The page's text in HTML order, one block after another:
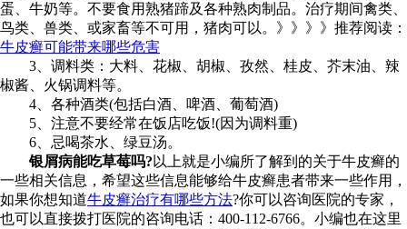
蛋、牛奶等。不要食用熟猪蹄及各种熟肉制品。治疗期间禽类、
鸟类、兽类、或家畜等不可用，猪肉可以。》》》》推荐阅读：
牛皮癣可能带来哪些危害
3、调料类：大料、花椒、胡椒、孜然、桂皮、芥末油、辣
椒酱、火锅调料等。
4、各种酒类(包括白酒、啤酒、葡萄酒)
5、注意不要经常在饭店吃饭!(因为调料重)
6、忌喝茶水、绿豆汤。
银屑病能吃草莓吗? 以上就是小编所了解到的关于牛皮癣的
一些相关信息，希望这些信息能够给牛皮癣患者带来一些作用，
如果你想知道牛皮癣治疗有哪些方法?你可以咨询医院的专家，
也可以直接拨打医院的咨询电话：400-112-6766。小编也在这里